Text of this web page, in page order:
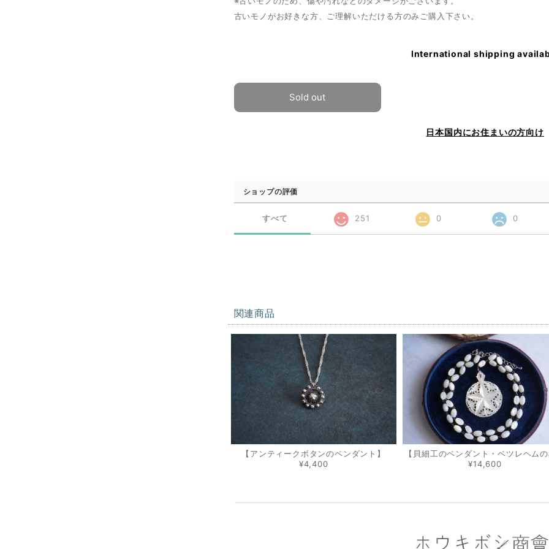
古いモノがお好きな方、ご理解いただける方のみご購入下さい。
International shipping
Sold out
日本国内にお住まいの方向け
ショップの評価
すべて 251 0 0
関連商品
【アンティークボタンのペンダント】
¥4,400
【貝細工のペンダント・ベツレヘムの
¥14,600